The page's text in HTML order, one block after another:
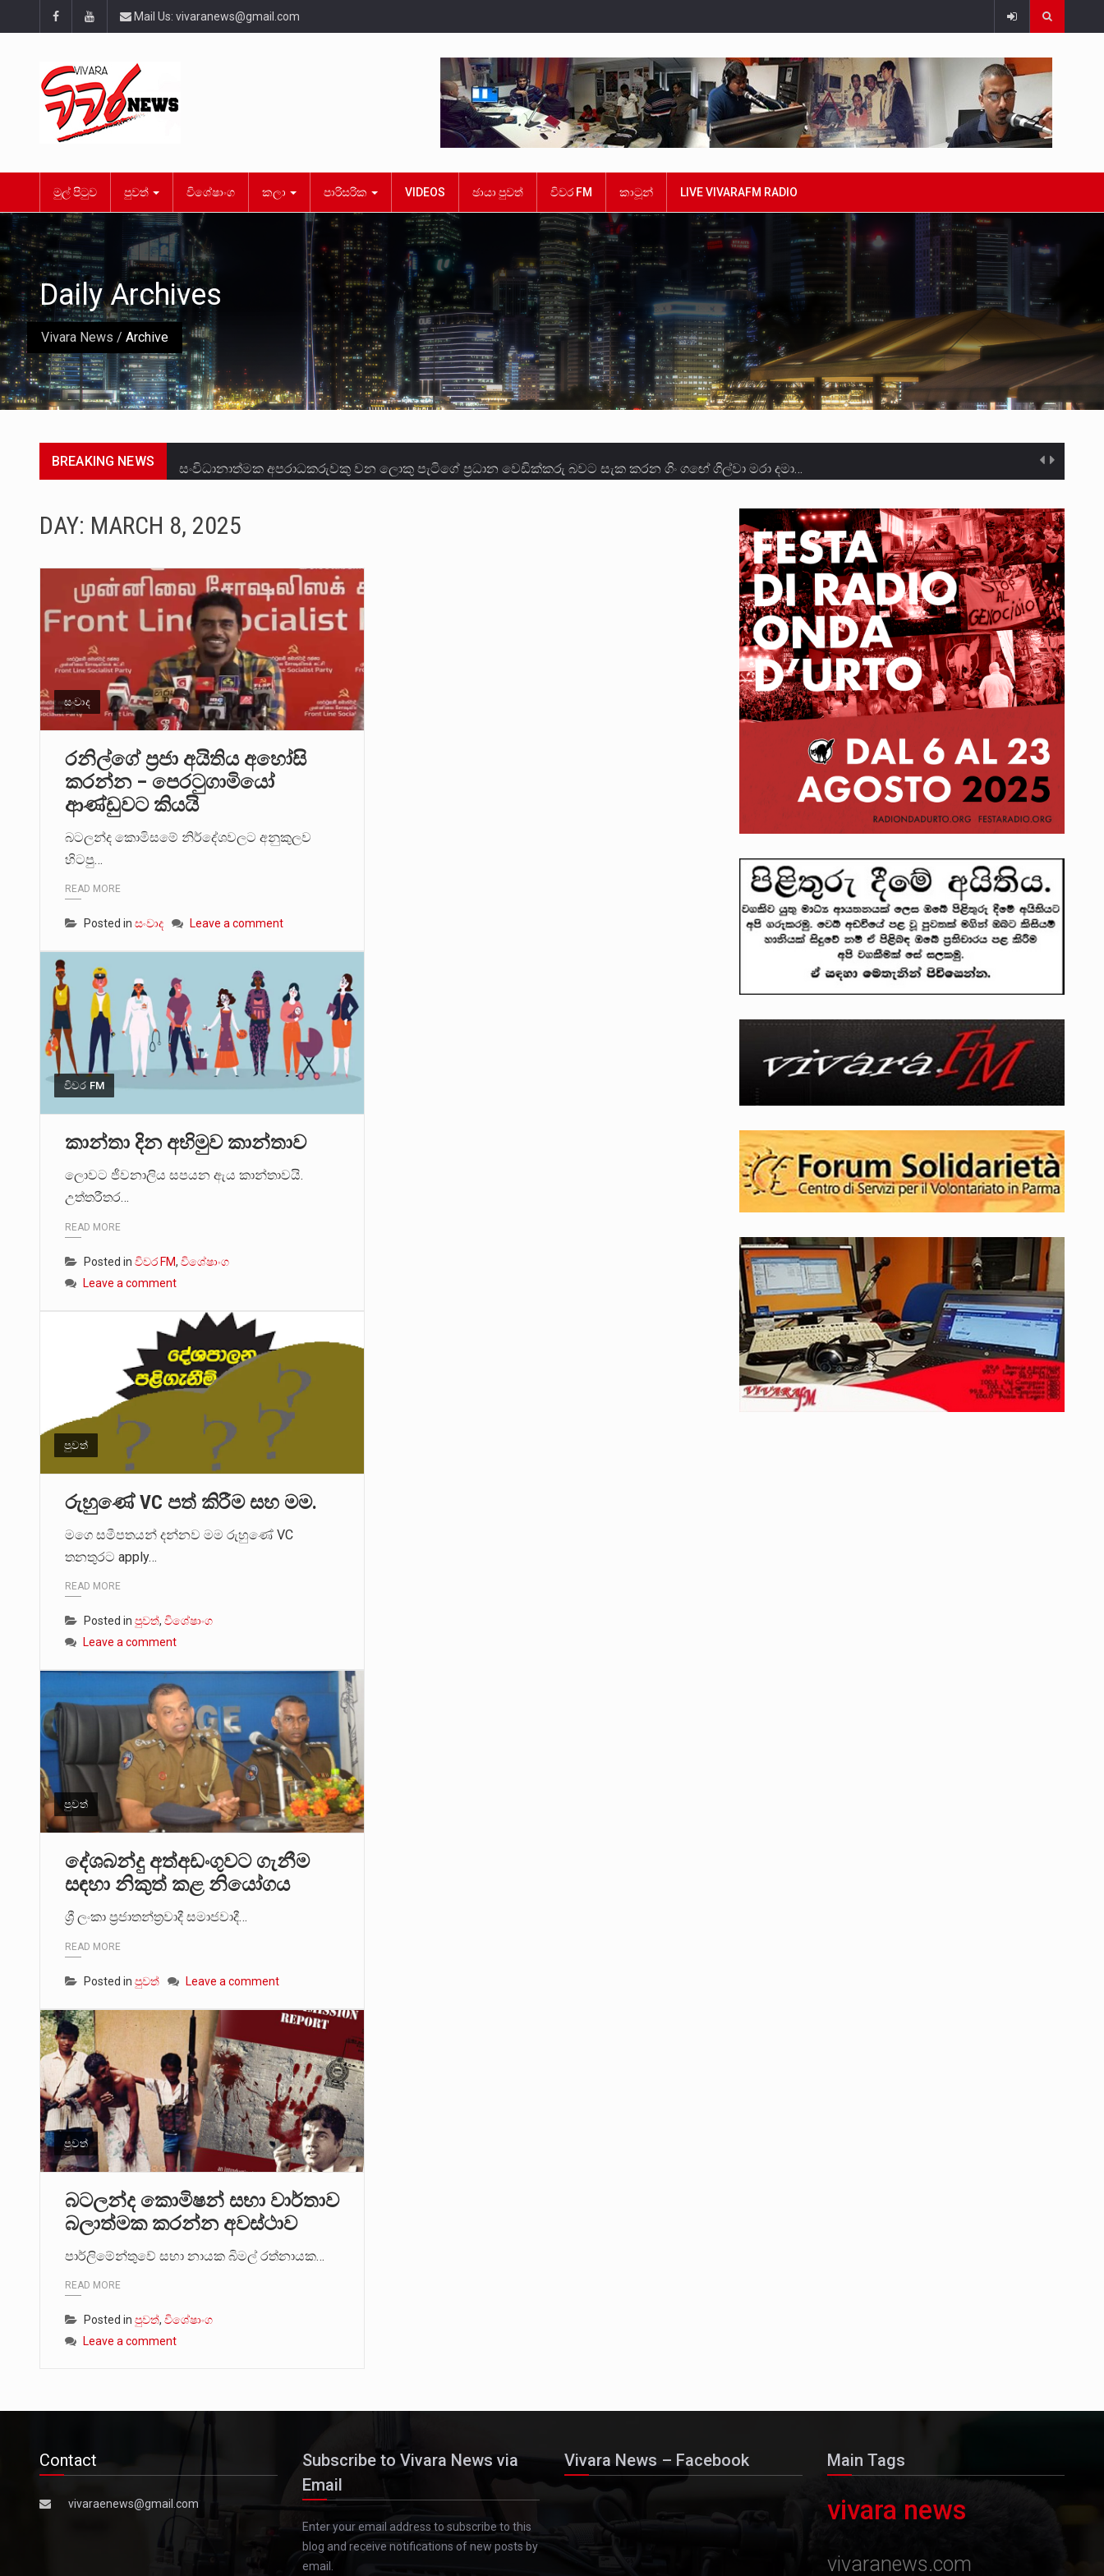
Mail Us: vivaranews@gmail.com
මුල් පිටුව පුවත් විශේෂාංග කලා පාරිසරික VIDEOS ඡායා පුවත් විවර FM කාටූන් LIVE VIVARAFM RADIO
Vivara News / Archive
Daily Archives
BREAKING NEWS සංවිධානාත්මක අපරාධකරුවකු වන ලොකු පැටිගේ ප්‍රධාන වෙඩික්කරු බවට සැක කරන ගිං ගඟේ ගිල්වා මරා දමා…
බන්ධනාගාර රැදවියන් 1,021 දෙනෙකු ඉකුත් වසර පහක කාලය තුලදී (2020 ජනවාරි 01 සිට 2025 දෙසැම්බර්…
මහර බන්ධනාගාරයේ අද ඇතිවූ සිද්ධියෙන් තුවාල ලැබූ බව කියන රැඳවියන් ගණන ඉහළ ගොස් තිබේ. ඒ…
අගෝස්තු මස දෙවන ඉරිදා ලිට් රූම් සූම් සංවාදය පැවැත්වෙන්නේ "කතා කරන මහ වැව" නම් නකතාවක්…
ලාල් කාන්ත ඇමතිවරයා අධිකරණ විනිශ්චයකාරවරුන්ගේ විශ්‍රාම යෑමේ වයස සම්බන්ධයෙන් නිහඬව සිටින ලෙස තමාට දැනුම් දුන්…
හිටපු පොලිස්පති පූජිත් ජයසුන්දරට සහ හිටපු ආරක්ෂක අමාත්‍යංශ ලේකම් හේමසිරි ප්‍රනාන්දු විශේෂ ත්‍රිපුද්ගල මහාධිකරණය විසින්…
පසුගිය මැයි මස 31 දිනෙන් අවසන් වූ වසර තුළ ලොව පුරා විවිධ තනතුරු නාම වලින්…
මේ, දන්නා හඳුනන ලියන්නකුගේ නන්නාඳුනන අඩවියක සැරිසරා ලද ආස්වාදනීය මොහොතක සිංහාවලෝකනයකි .කෙටි කවියක දිගු බර…
වත්මන් ආණ්ඩුවේ ප්‍රධාන පාර්ශවකරුවා වන ජනතා විමුක්ති පෙරමුණේ කාලයක පටන් තිබුණු ප්‍රධාන සටන් පාඨයක් වූවේ…
DAY: MARCH 8, 2025
සංවාද
රනිල්ගේ ප්‍රජා අයිතිය අහෝසි
කරන්න – පෙරටුගාමියෝ
ආණ්ඩුවට කියයි
බටලන්ද කොමිසමේ නිර්දේශවලට අනුකුලව
හිටපු…
READ MORE
Posted in සංවාද Leave a comment
විවර FM
කාන්තා දින අභිමුව කාන්තාව
ලොවට ජීවනාලිය සපයන ඇය කාන්තාවයි.
උත්තරීතර…
READ MORE
Posted in විවර FM, විශේෂාංග
Leave a comment
පුවත්
රුහුණේ VC පත් කිරීම සහ මම.
මගෙ සමීපතයන් දන්නව මම රුහුණේ VC
තනතුරට apply…
READ MORE
Posted in පුවත්, විශේෂාංග
Leave a comment
පුවත්
දේශබන්දු අත්අඩංගුවට ගැනීම
සඳහා නිකුත් කළ නියෝගය
ශ්‍රී ලංකා ප්‍රජාතන්ත්‍රවාදී සමාජවාදී…
READ MORE
Posted in පුවත් Leave a comment
පුවත්
බටලන්ද කොමිෂන් සභා වාර්තාව
බලාත්මක කරන්න අවස්ථාව
පාර්ලිමේන්තුවේ සභා නායක බිමල් රත්නායක…
READ MORE
Posted in පුවත්, විශේෂාංග
Leave a comment
Contact
vivaraenews@gmail.com
Subscribe to Vivara News via
Email
Enter your email address to subscribe to this
blog and receive notifications of new posts by
email.
Vivara News – Facebook Main Tags
vivara news
vivaranews.com